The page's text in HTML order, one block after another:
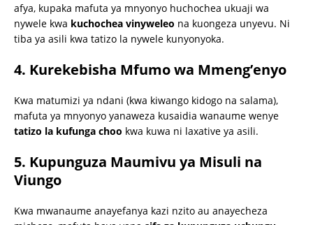
afya, kupaka mafuta ya mnyonyo huchochea ukuaji wa
nywele kwa kuchochea vinyweleo na kuongeza unyevu. Ni
tiba ya asili kwa tatizo la nywele kunyonyoka.
4. Kurekebisha Mfumo wa Mmeng’enyo
Kwa matumizi ya ndani (kwa kiwango kidogo na salama),
mafuta ya mnyonyo yanaweza kusaidia wanaume wenye
tatizo la kufunga choo kwa kuwa ni laxative ya asili.
5. Kupunguza Maumivu ya Misuli na
Viungo
Kwa mwanaume anayefanya kazi nzito au anayecheza